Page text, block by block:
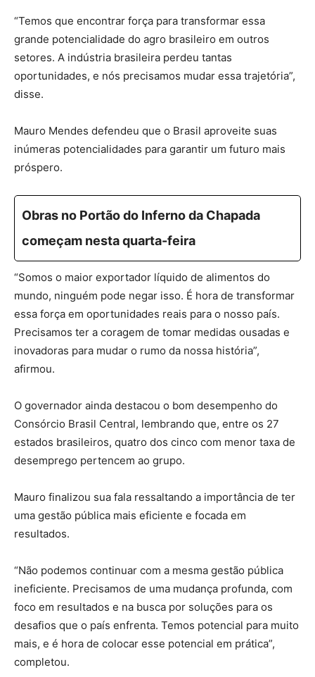
“Temos que encontrar força para transformar essa
grande potencialidade do agro brasileiro em outros
setores. A indústria brasileira perdeu tantas
oportunidades, e nós precisamos mudar essa trajetória”,
disse.
Mauro Mendes defendeu que o Brasil aproveite suas
inúmeras potencialidades para garantir um futuro mais
próspero.
Obras no Portão do Inferno da Chapada
começam nesta quarta-feira
“Somos o maior exportador líquido de alimentos do
mundo, ninguém pode negar isso. É hora de transformar
essa força em oportunidades reais para o nosso país.
Precisamos ter a coragem de tomar medidas ousadas e
inovadoras para mudar o rumo da nossa história”,
afirmou.
O governador ainda destacou o bom desempenho do
Consórcio Brasil Central, lembrando que, entre os 27
estados brasileiros, quatro dos cinco com menor taxa de
desemprego pertencem ao grupo.
Mauro finalizou sua fala ressaltando a importância de ter
uma gestão pública mais eficiente e focada em
resultados.
“Não podemos continuar com a mesma gestão pública
ineficiente. Precisamos de uma mudança profunda, com
foco em resultados e na busca por soluções para os
desafios que o país enfrenta. Temos potencial para muito
mais, e é hora de colocar esse potencial em prática”,
completou.